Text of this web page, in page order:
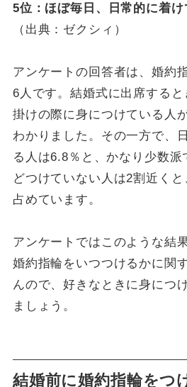
5位：ほぼ毎日、日常的に着
（出典：ゼクシィ）
アンケートの回答者は、婚約
6人です。結婚式に出席する
掛けの際に身につけている人
わかりました。その一方で、
る人は6.8％と、かなり少数派
どつけていない人は2割近く
占めています。
アンケートではこのような結
婚約指輪をいつつけるかに関
んので、好きなときに身につ
ましょう。
結婚前に婚約指輪を